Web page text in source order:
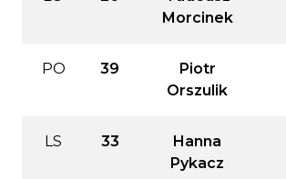
Morcinek
PO 39
Piotr
Orszulik
LS 33
Hanna
Pykacz